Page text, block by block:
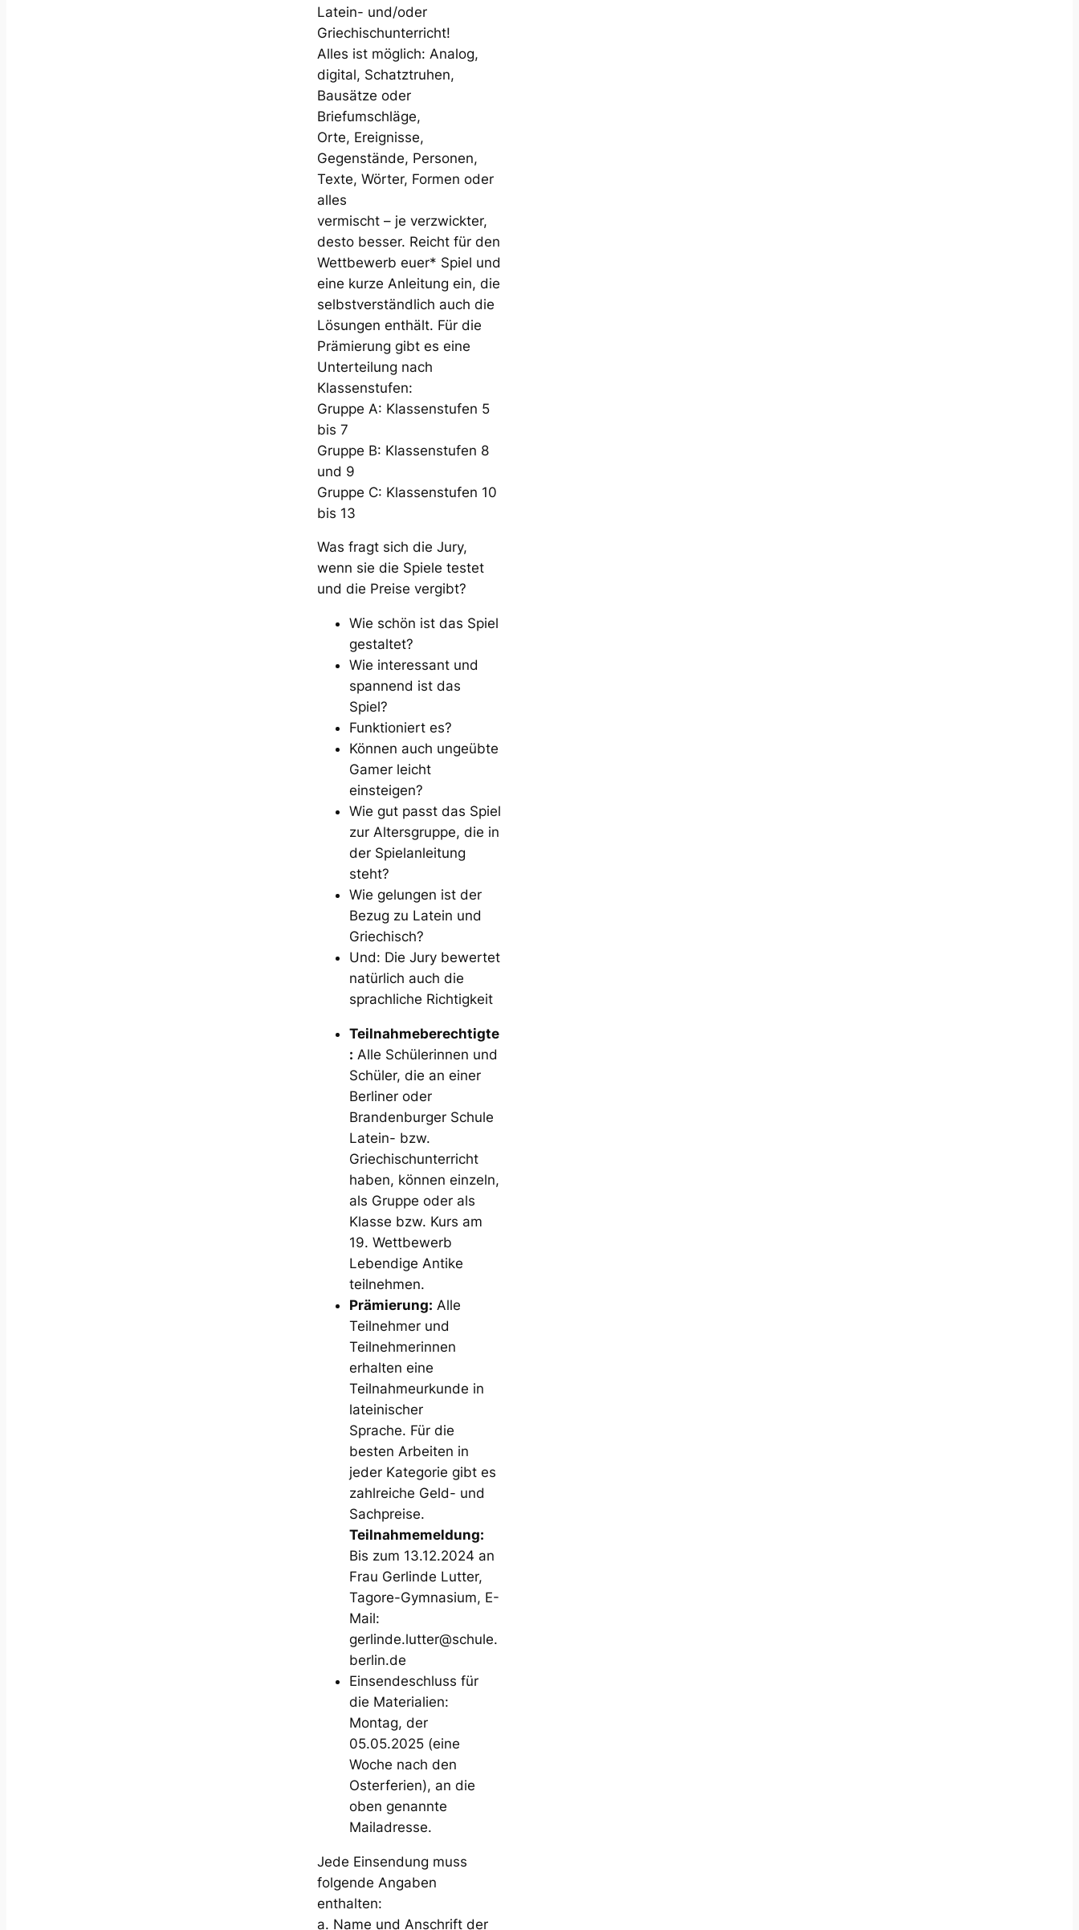
Latein- und/oder
Griechischunterricht!
Alles ist möglich: Analog,
digital, Schatztruhen,
Bausätze oder
Briefumschläge,
Orte, Ereignisse,
Gegenstände, Personen,
Texte, Wörter, Formen oder
alles
vermischt – je verzwickter,
desto besser. Reicht für den
Wettbewerb euer* Spiel und
eine kurze Anleitung ein, die
selbstverständlich auch die
Lösungen enthält. Für die
Prämierung gibt es eine
Unterteilung nach
Klassenstufen:
Gruppe A: Klassenstufen 5
bis 7
Gruppe B: Klassenstufen 8
und 9
Gruppe C: Klassenstufen 10
bis 13
Was fragt sich die Jury,
wenn sie die Spiele testet
und die Preise vergibt?
Wie schön ist das Spiel
gestaltet?
Wie interessant und
spannend ist das
Spiel?
Funktioniert es?
Können auch ungeübte
Gamer leicht
einsteigen?
Wie gut passt das Spiel
zur Altersgruppe, die in
der Spielanleitung
steht?
Wie gelungen ist der
Bezug zu Latein und
Griechisch?
Und: Die Jury bewertet
natürlich auch die
sprachliche Richtigkeit
Teilnahmeberechtigte
: Alle Schülerinnen und
Schüler, die an einer
Berliner oder
Brandenburger Schule
Latein- bzw.
Griechischunterricht
haben, können einzeln,
als Gruppe oder als
Klasse bzw. Kurs am
19. Wettbewerb
Lebendige Antike
teilnehmen.
Prämierung: Alle
Teilnehmer und
Teilnehmerinnen
erhalten eine
Teilnahmeurkunde in
lateinischer
Sprache. Für die
besten Arbeiten in
jeder Kategorie gibt es
zahlreiche Geld- und
Sachpreise.
Teilnahmemeldung:
Bis zum 13.12.2024 an
Frau Gerlinde Lutter,
Tagore-Gymnasium, E-
Mail:
gerlinde.lutter@schule.
berlin.de
Einsendeschluss für
die Materialien:
Montag, der
05.05.2025 (eine
Woche nach den
Osterferien), an die
oben genannte
Mailadresse.
Jede Einsendung muss
folgende Angaben
enthalten:
a. Name und Anschrift der